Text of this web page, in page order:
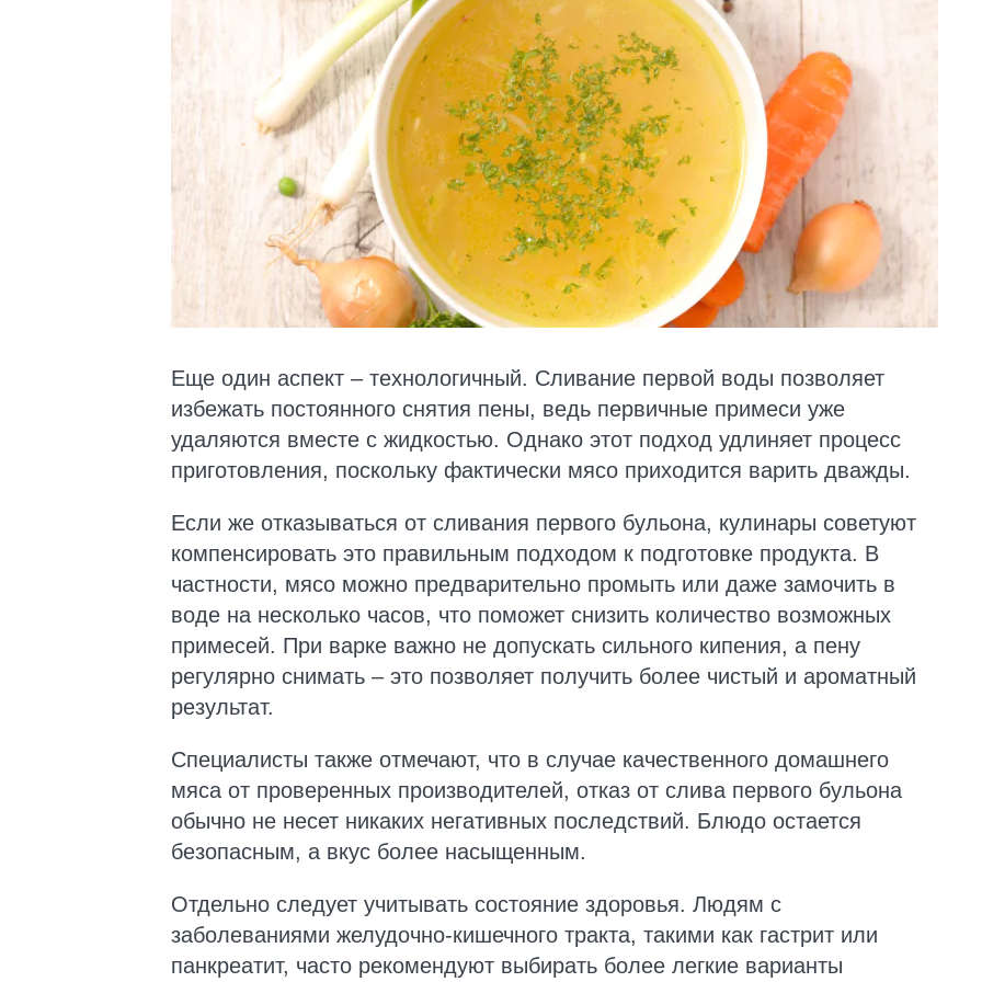
Еще один аспект – технологичный. Сливание первой воды позволяет
избежать постоянного снятия пены, ведь первичные примеси уже
удаляются вместе с жидкостью. Однако этот подход удлиняет процесс
приготовления, поскольку фактически мясо приходится варить дважды.
Если же отказываться от сливания первого бульона, кулинары советуют
компенсировать это правильным подходом к подготовке продукта. В
частности, мясо можно предварительно промыть или даже замочить в
воде на несколько часов, что поможет снизить количество возможных
примесей. При варке важно не допускать сильного кипения, а пену
регулярно снимать – это позволяет получить более чистый и ароматный
результат.
Специалисты также отмечают, что в случае качественного домашнего
мяса от проверенных производителей, отказ от слива первого бульона
обычно не несет никаких негативных последствий. Блюдо остается
безопасным, а вкус более насыщенным.
Отдельно следует учитывать состояние здоровья. Людям с
заболеваниями желудочно-кишечного тракта, такими как гастрит или
панкреатит, часто рекомендуют выбирать более легкие варианты